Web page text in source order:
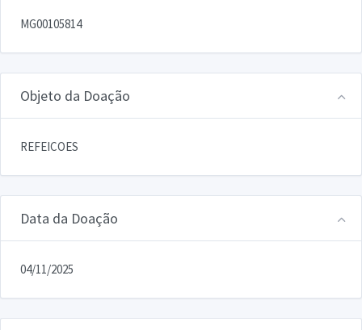
MG00105814
Objeto da Doação
REFEICOES
Data da Doação
04/11/2025